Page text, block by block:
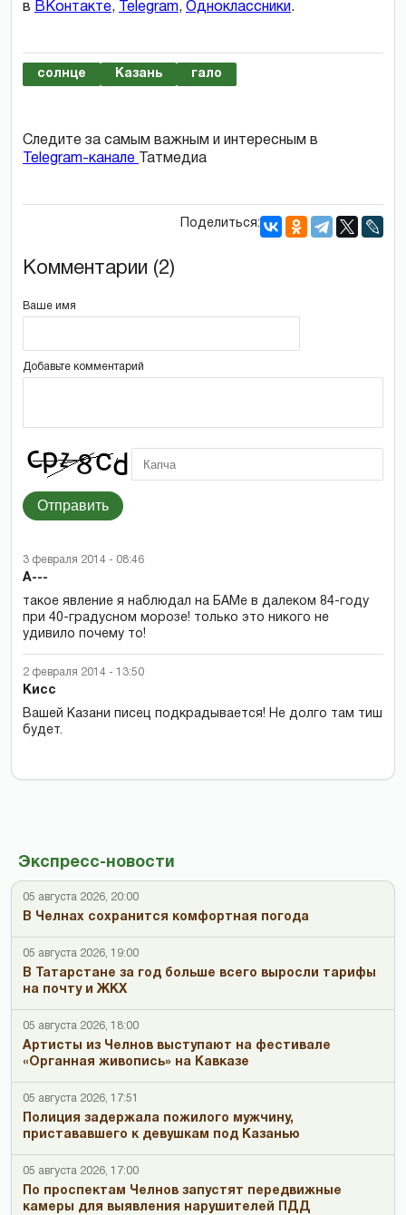
Экспресс-новости
05 августа 2026, 20:00
В Челнах сохранится комфортная погода
05 августа 2026, 19:00
В Татарстане за год больше всего выросли тарифы
на почту и ЖКХ
05 августа 2026, 18:00
Артисты из Челнов выступают на фестивале
«Органная живопись» на Кавказе
05 августа 2026, 17:51
Полиция задержала пожилого мужчину,
пристававшего к девушкам под Казанью
05 августа 2026, 17:00
По проспектам Челнов запустят передвижные
камеры для выявления нарушителей ПДД
в ВКонтакте, Telegram, Одноклассники .
солнце Казань гало
Следите за самым важным и интересным в
Telegram-канале
Татмедиа
Поделиться:
Комментарии (2)
Ваше имя
Добавьте комментарий
Отправить
3 февраля 2014 - 08:46
А---
такое явление я наблюдал на БАМе в далеком 84-году
при 40-градусном морозе! только это никого не
удивило почему то!
2 февраля 2014 - 13:50
Кисс
Вашей Казани писец подкрадывается! Не долго там тиш
будет.